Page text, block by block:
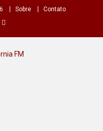
Sobre Contato